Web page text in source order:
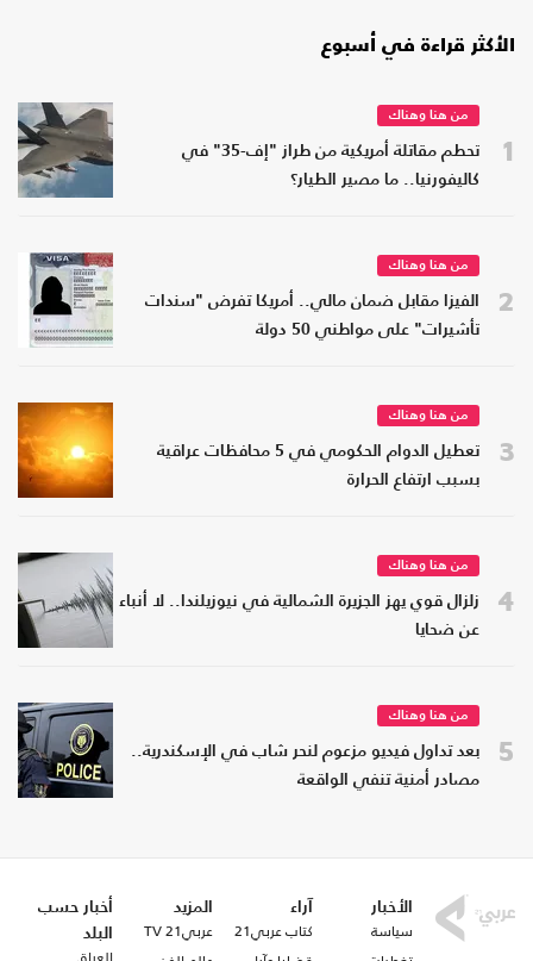
الأكثر قراءة في أسبوع
1
من هنا وهناك
تحطم مقاتلة أمريكية من طراز "إف-35" في
كاليفورنيا.. ما مصير الطيار؟
2
من هنا وهناك
الفيزا مقابل ضمان مالي.. أمريكا تفرض "سندات
تأشيرات" على مواطني 50 دولة
3
من هنا وهناك
تعطيل الدوام الحكومي في 5 محافظات عراقية
بسبب ارتفاع الحرارة
4
من هنا وهناك
زلزال قوي يهز الجزيرة الشمالية في نيوزيلندا.. لا أنباء
عن ضحايا
5
من هنا وهناك
بعد تداول فيديو مزعوم لنحر شاب في الإسكندرية..
مصادر أمنية تنفي الواقعة
الأخبار
سياسة
آراء
كتاب عربي21
المزيد
عربي21 TV
أخبار حسب
البلد